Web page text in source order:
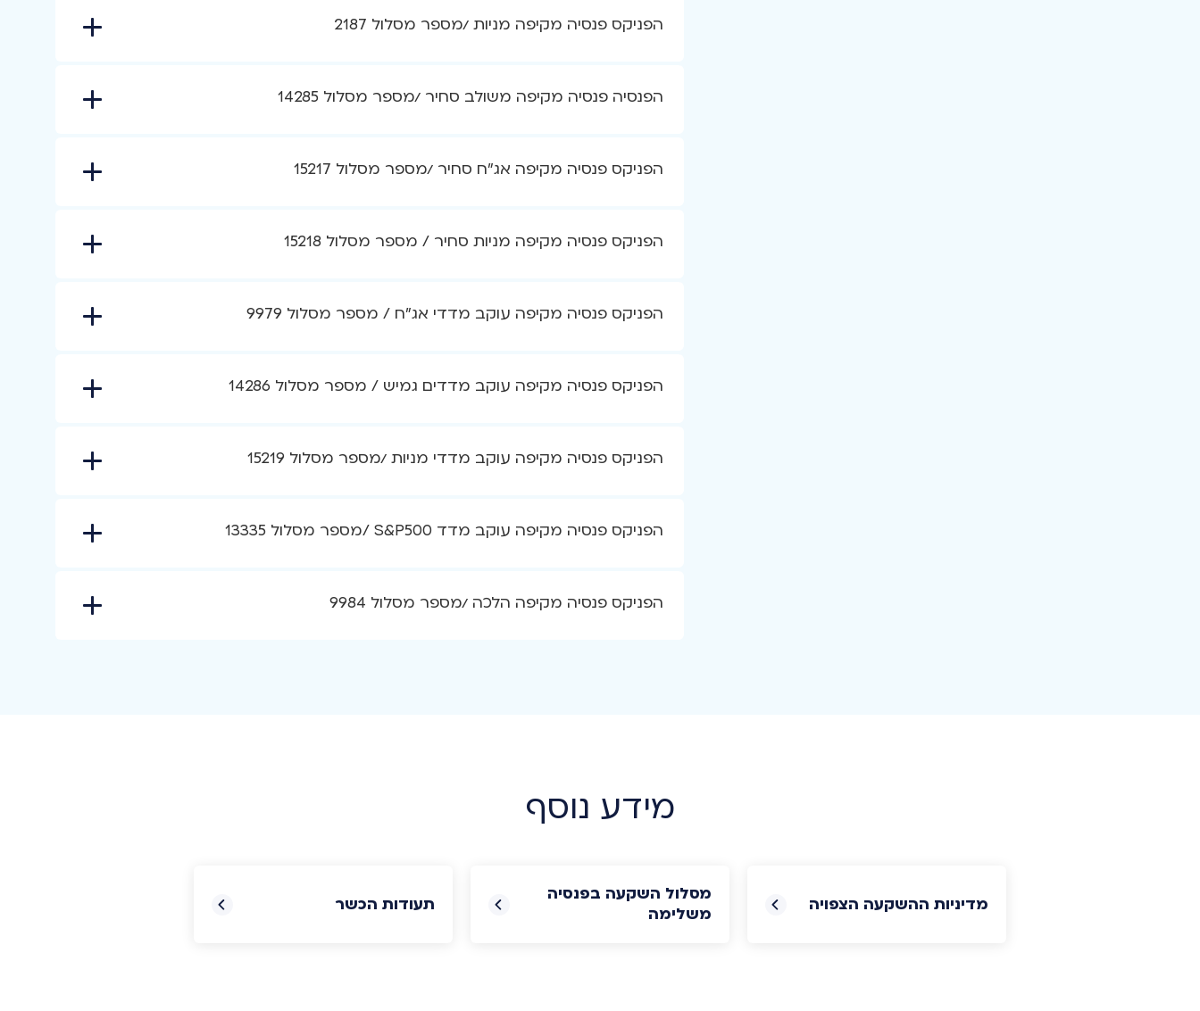
הפניקס פנסיה מקיפה מניות /מספר מסלול 2187
הפנסיה פנסיה מקיפה משולב סחיר /מספר מסלול 14285
הפניקס פנסיה מקיפה אג"ח סחיר /מספר מסלול 15217
הפניקס פנסיה מקיפה מניות סחיר / מספר מסלול 15218
הפניקס פנסיה מקיפה עוקב מדדי אג"ח / מספר מסלול 9979
הפניקס פנסיה מקיפה עוקב מדדים גמיש / מספר מסלול 14286
הפניקס פנסיה מקיפה עוקב מדדי מניות /מספר מסלול 15219
הפניקס פנסיה מקיפה עוקב מדד S&P500 /מספר מסלול 13335
הפניקס פנסיה מקיפה הלכה /מספר מסלול 9984
מידע נוסף
מדיניות ההשקעה הצפויה
מסלול השקעה בפנסיה
משלימה
תעודות הכשר